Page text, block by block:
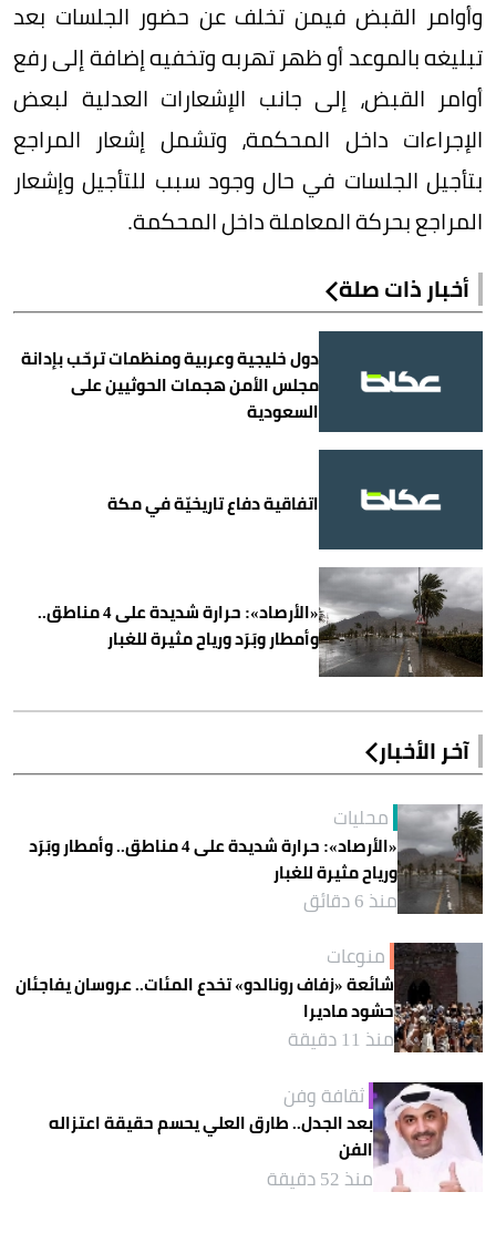
وأوامر القبض فيمن تخلف عن حضور الجلسات بعد
تبليغه بالموعد أو ظهر تهربه وتخفيه إضافة إلى رفع
أوامر القبض، إلى جانب الإشعارات العدلية لبعض
الإجراءات داخل المحكمة، وتشمل إشعار المراجع
بتأجيل الجلسات في حال وجود سبب للتأجيل وإشعار
المراجع بحركة المعاملة داخل المحكمة.
أخبار ذات صلة
دول خليجية وعربية ومنظمات ترحّب بإدانة
مجلس الأمن هجمات الحوثيين على
السعودية
اتفاقية دفاع تاريخيّة في مكة
«الأرصاد»: حرارة شديدة على 4 مناطق..
وأمطار وبَرَد ورياح مثيرة للغبار
آخر الأخبار
محليات
«الأرصاد»: حرارة شديدة على 4 مناطق.. وأمطار وبَرَد
ورياح مثيرة للغبار
منذ 6 دقائق
منوعات
شائعة «زفاف رونالدو» تخدع المئات.. عروسان يفاجئان
حشود ماديرا
منذ 11 دقيقة
ثقافة وفن
بعد الجدل.. طارق العلي يحسم حقيقة اعتزاله
الفن
منذ 52 دقيقة